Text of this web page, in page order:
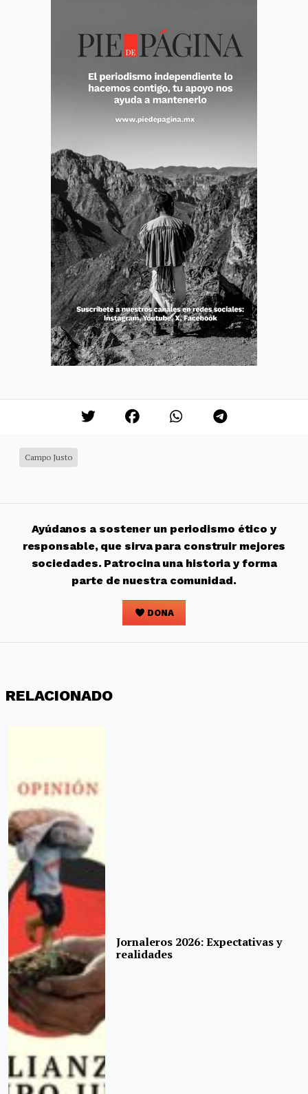
Campo Justo
Ayúdanos a sostener un periodismo ético y
responsable, que sirva para construir mejores
sociedades. Patrocina una historia y forma
parte de nuestra comunidad.
DONA
RELACIONADO
Jornaleros 2026: Expectativas y
realidades